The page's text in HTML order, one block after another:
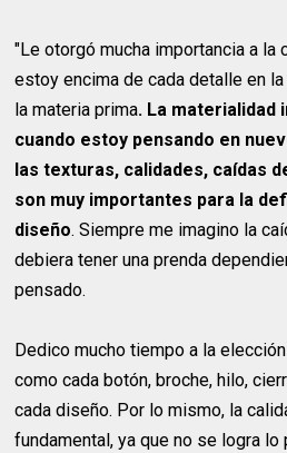
"Le otorgó mucha importancia a la
estoy encima de cada detalle en
la materia prima. La materialidad
cuando estoy pensando en
las texturas, calidades, caídas
son muy importantes para la
diseño. Siempre me imagino la
debiera tener una prenda
pensado.
Dedico mucho tiempo a la
como cada botón, broche, hilo,
cada diseño. Por lo mismo, la
fundamental, ya que no se logra